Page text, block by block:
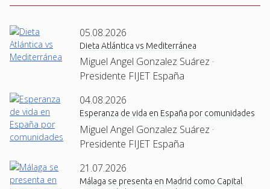
05.08.2026
Dieta Atlántica vs Mediterránea
Miguel Angel Gonzalez Suárez ·
Presidente FIJET España
04.08.2026
Esperanza de vida en España por comunidades
Miguel Angel Gonzalez Suárez ·
Presidente FIJET España
21.07.2026
Málaga se presenta en Madrid como Capital